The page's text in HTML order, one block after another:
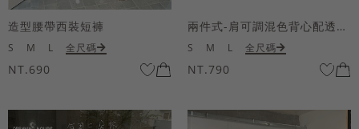
造型腰帶西裝短褲
S M L 全尺碼
NT.690
兩件式-肩可調混色背心配透膚短袖上衣
S M L 全尺碼
NT.790